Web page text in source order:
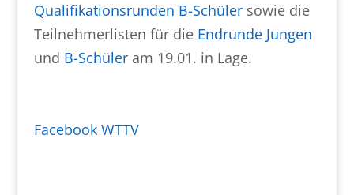
Qualifikationsrunden B-Schülersowie die
Teilnehmerlisten für die Endrunde Jungen
und B-Schüleram 19.01. in Lage.
Facebook WTTV